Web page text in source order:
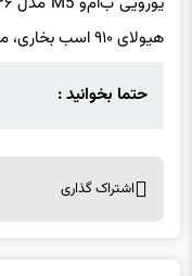
هیولای ۹۱۰ اسب بخاری، محصولی گران‌قیمت و خاص باشد.
حتما بخوانید :
اشتراک گذاری